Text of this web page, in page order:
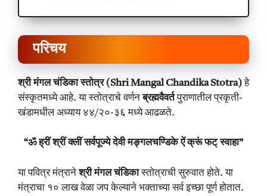
परिचय
श्री मंगल चंडिका स्तोत्र (Shri Mangal Chandika Stotra)हे
संस्कृतमध्ये आहे. या स्तोत्राचे वर्णनब्रह्मवैवर्तपुराणातील प्रकृती-
खंडामधील अध्याय ४४/२०-३६ मध्ये आढळते.
“ॐ ह्रीं श्रीं क्लीं सर्वपूज्ये देवी मङ्गलचण्डिके ऐं क्रूं फट् स्वाहा”
या पवित्र मंत्रानेश्री मंगल चंडिकास्तोत्राची सुरुवात होते. या
मंत्राचा १० लाख वेळा जप केल्याने भक्ताच्या सर्व इच्छा पूर्ण होतात.